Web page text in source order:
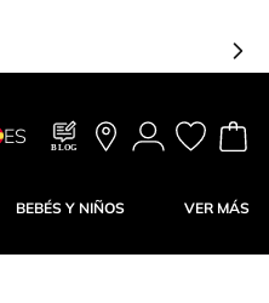
ES BLOG
BEBÉS Y NIÑOS VER MÁS